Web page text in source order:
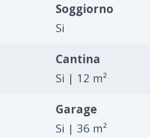
Soggiorno
Si
Cantina
Si | 12 m²
Garage
Si | 36 m²